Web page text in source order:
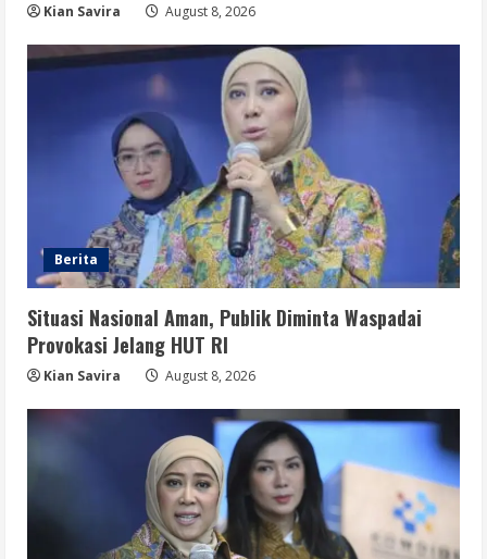
5
Dorong Perlindungan Data dan Konten
Jurnalistik
August 8, 2026
Kian Savira August 8, 2026
Berita
Situasi Nasional Aman, Publik Diminta Waspadai
Provokasi Jelang HUT RI
Kian Savira August 8, 2026